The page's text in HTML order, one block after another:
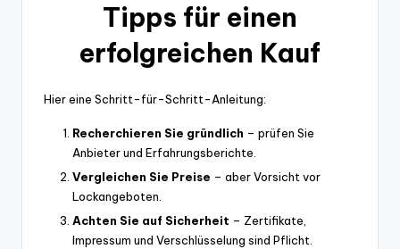
Tipps für einen
erfolgreichen Kauf
Hier eine Schritt-für-Schritt-Anleitung:
Recherchieren Sie gründlich – prüfen Sie
Anbieter und Erfahrungsberichte.
Vergleichen Sie Preise – aber Vorsicht vor
Lockangeboten.
Achten Sie auf Sicherheit – Zertifikate,
Impressum und Verschlüsselung sind Pflicht.